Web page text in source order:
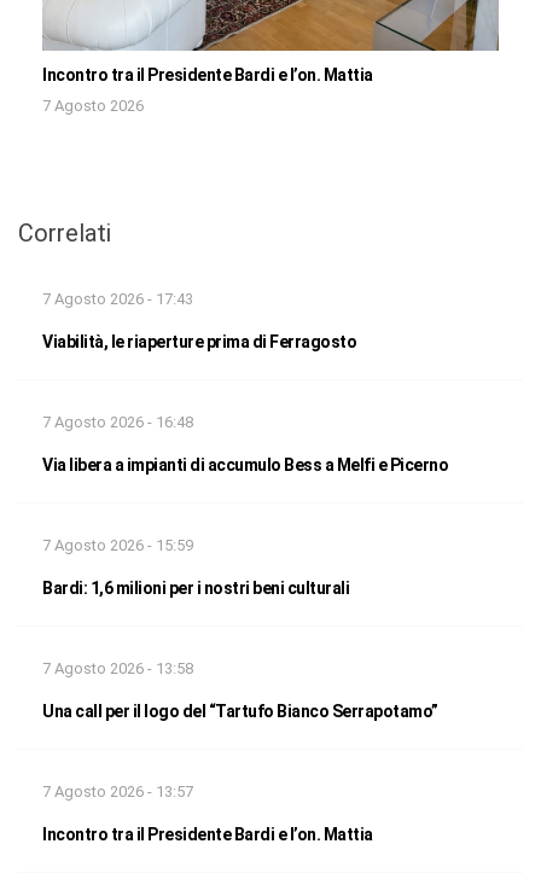
Incontro tra il Presidente Bardi e l’on. Mattia
7 Agosto 2026
Correlati
7 Agosto 2026 - 17:43
Viabilità, le riaperture prima di Ferragosto
7 Agosto 2026 - 16:48
Via libera a impianti di accumulo Bess a Melfi e Picerno
7 Agosto 2026 - 15:59
Bardi: 1,6 milioni per i nostri beni culturali
7 Agosto 2026 - 13:58
Una call per il logo del “Tartufo Bianco Serrapotamo”
7 Agosto 2026 - 13:57
Incontro tra il Presidente Bardi e l’on. Mattia